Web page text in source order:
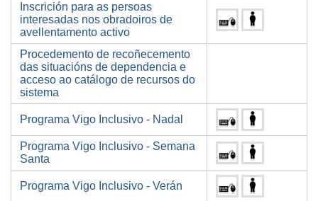
Inscrición para as persoas
interesadas nos obradoiros de
avellentamento activo
Procedemento de recoñecemento
das situacións de dependencia e
acceso ao catálogo de recursos do
sistema
Programa Vigo Inclusivo - Nadal
Programa Vigo Inclusivo - Semana
Santa
Programa Vigo Inclusivo - Verán